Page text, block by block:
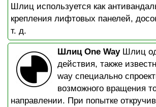
Шлиц используется как
крепления лифтовых панелей,
т. д.
Шлиц One WayШлиц
действия, также
way специально
возможного вращения
направлении. При попытке